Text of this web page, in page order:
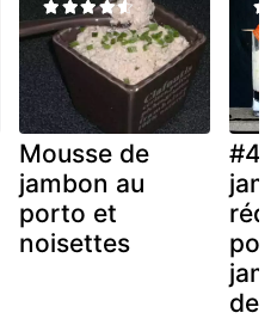
Mousse de
jambon au
porto et
noisettes
#4-
de